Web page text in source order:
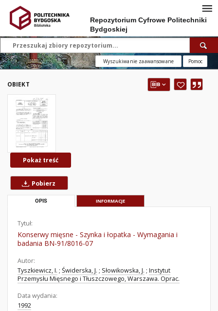
Repozytorium Cyfrowe Politechniki
Bydgoskiej
Wyszukiwanie zaawansowane Pomoc
OBIEKT
Pokaż treść
Pobierz
OPIS INFORMACJE
Tytuł:
Konserwy mięsne - Szynka i łopatka - Wymagania i
badania BN-91/8016-07
Autor:
Tyszkiewicz, I. ; Świderska, J. ; Słowikowska, J. ; Instytut
Przemysłu Mięsnego i Tłuszczowego, Warszawa. Oprac.
Data wydania:
1992